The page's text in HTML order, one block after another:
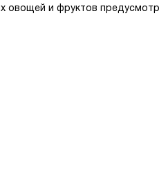
и фруктов